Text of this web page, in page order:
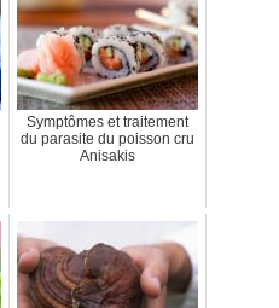
Symptômes et traitement
du parasite du poisson cru
Anisakis